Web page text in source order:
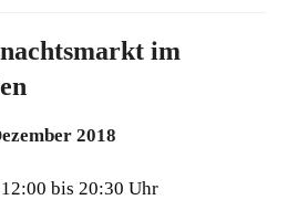
im
2018
bis 20:30 Uhr